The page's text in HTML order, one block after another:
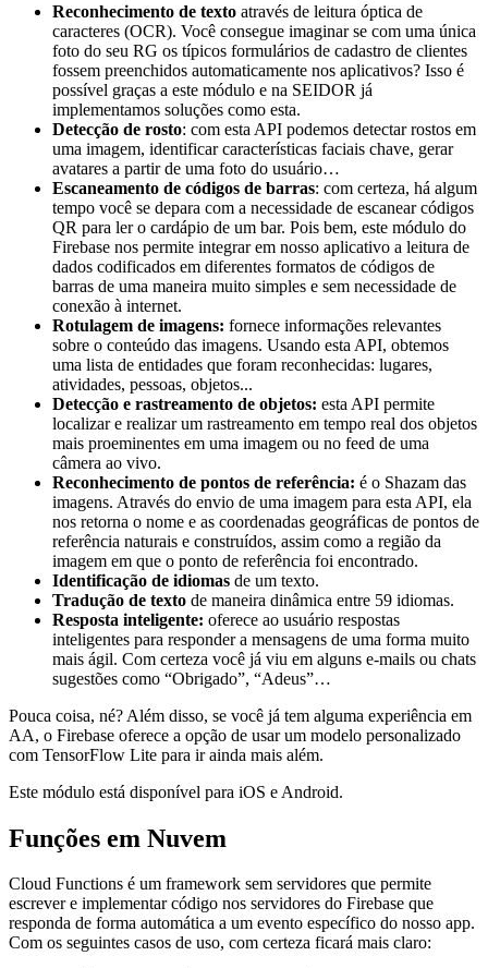
Reconhecimento de texto através de leitura óptica de
caracteres (OCR). Você consegue imaginar se com uma única
foto do seu RG os típicos formulários de cadastro de clientes
fossem preenchidos automaticamente nos aplicativos? Isso é
possível graças a este módulo e na SEIDOR já
implementamos soluções como esta.
Detecção de rosto: com esta API podemos detectar rostos em
uma imagem, identificar características faciais chave, gerar
avatares a partir de uma foto do usuário…
Escaneamento de códigos de barras: com certeza, há algum
tempo você se depara com a necessidade de escanear códigos
QR para ler o cardápio de um bar. Pois bem, este módulo do
Firebase nos permite integrar em nosso aplicativo a leitura de
dados codificados em diferentes formatos de códigos de
barras de uma maneira muito simples e sem necessidade de
conexão à internet.
Rotulagem de imagens: fornece informações relevantes
sobre o conteúdo das imagens. Usando esta API, obtemos
uma lista de entidades que foram reconhecidas: lugares,
atividades, pessoas, objetos...
Detecção e rastreamento de objetos: esta API permite
localizar e realizar um rastreamento em tempo real dos objetos
mais proeminentes em uma imagem ou no feed de uma
câmera ao vivo.
Reconhecimento de pontos de referência: é o Shazam das
imagens. Através do envio de uma imagem para esta API, ela
nos retorna o nome e as coordenadas geográficas de pontos de
referência naturais e construídos, assim como a região da
imagem em que o ponto de referência foi encontrado.
Identificação de idiomas de um texto.
Tradução de texto de maneira dinâmica entre 59 idiomas.
Resposta inteligente: oferece ao usuário respostas
inteligentes para responder a mensagens de uma forma muito
mais ágil. Com certeza você já viu em alguns e-mails ou chats
sugestões como “Obrigado”, “Adeus”…
Pouca coisa, né? Além disso, se você já tem alguma experiência em
AA, o Firebase oferece a opção de usar um modelo personalizado
com TensorFlow Lite para ir ainda mais além.
Este módulo está disponível para iOS e Android.
Funções em Nuvem
Cloud Functions é um framework sem servidores que permite
escrever e implementar código nos servidores do Firebase que
responda de forma automática a um evento específico do nosso app.
Com os seguintes casos de uso, com certeza ficará mais claro: